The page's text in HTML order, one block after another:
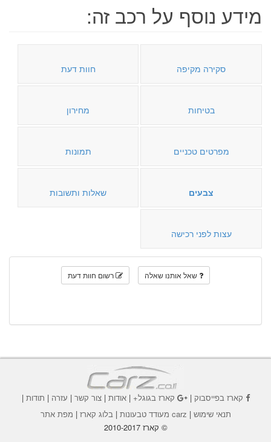
מידע נוסף על רכב זה:
סקירה מקיפה חוות דעת
בטיחות מחירון
מפרטים טכניים תמונות
צבעים שאלות ותשובות
עצות לפני רכישה
שאל אותנו שאלה רשום חוות דעת
קארז בפייסבוק| קארז בגוגל+|אודות |צור קשר | עזרה | תודות |
תנאי שימוש | carz מעודד טבעונות | בלוג קארז | מפת אתר
© קארז 2010-2017